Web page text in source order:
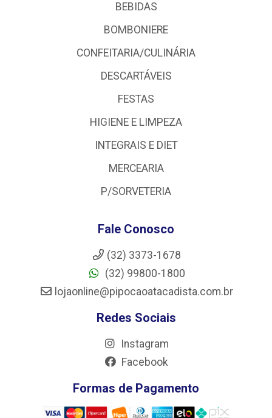
BEBIDAS
BOMBONIERE
CONFEITARIA/CULINÁRIA
DESCARTÁVEIS
FESTAS
HIGIENE E LIMPEZA
INTEGRAIS E DIET
MERCEARIA
P/SORVETERIA
Fale Conosco
(32) 3373-1678
(32) 99800-1800
lojaonline@pipocaoatacadista.com.br
Redes Sociais
Instagram
Facebook
Formas de Pagamento